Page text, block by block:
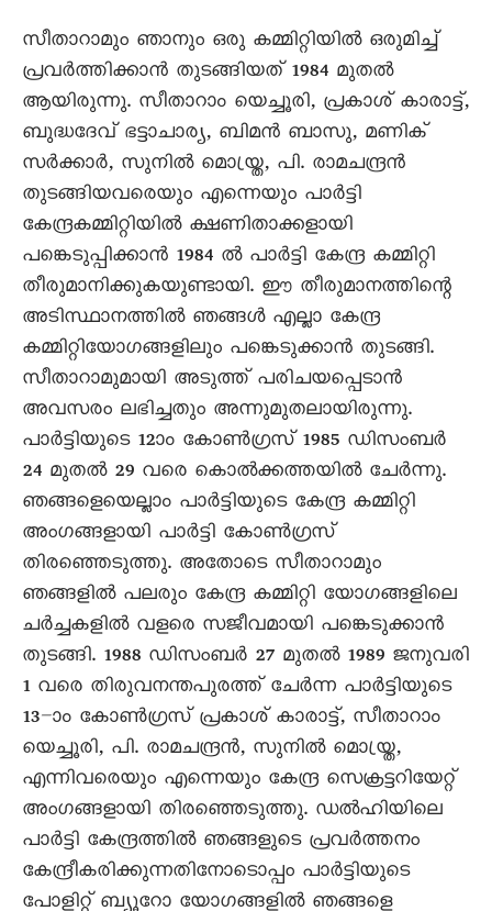
സീതാറാമും ഞാനും ഒരു കമ്മിറ്റിയില്‍ ഒരുമിച്ച്
പ്രവര്‍ത്തിക്കാന്‍ തുടങ്ങിയത് 1984 മുതല്‍
ആയിരുന്നു. സീതാറാം യെച്ചൂരി, പ്രകാശ് കാരാട്ട്,
ബുദ്ധദേവ് ഭട്ടാചാര്യ, ബിമന്‍ ബാസു, മണിക്
സര്‍ക്കാര്‍, സുനില്‍ മൊയ്ത്ര, പി. രാമചന്ദ്രന്‍
തുടങ്ങിയവരെയും എന്നെയും പാർട്ടി
കേന്ദ്രകമ്മിറ്റിയില്‍ ക്ഷണിതാക്കളായി
പങ്കെടുപ്പിക്കാന്‍ 1984 ല്‍ പാർട്ടി കേന്ദ്ര കമ്മിറ്റി
തീരുമാനിക്കുകയുണ്ടായി. ഈ തീരുമാനത്തിന്റെ
അടിസ്ഥാനത്തില്‍ ഞങ്ങള്‍ എല്ലാ കേന്ദ്ര
കമ്മിറ്റിയോഗങ്ങളിലും പങ്കെടുക്കാന്‍ തുടങ്ങി.
സീതാറാമുമായി അടുത്ത് പരിചയപ്പെടാന്‍
അവസരം ലഭിച്ചതും അന്നുമുതലായിരുന്നു.
പാർട്ടിയുടെ 12ാം കോണ്‍ഗ്രസ് 1985 ഡിസംബര്‍
24 മുതല്‍ 29 വരെ കൊല്‍ക്കത്തയില്‍ ചേര്‍ന്നു.
ഞങ്ങളെയെല്ലാം പാർട്ടിയുടെ കേന്ദ്ര കമ്മിറ്റി
അംഗങ്ങളായി പാർട്ടി കോണ്‍ഗ്രസ്
തിരഞ്ഞെടുത്തു. അതോടെ സീതാറാമും
ഞങ്ങളില്‍ പലരും കേന്ദ്ര കമ്മിറ്റി യോഗങ്ങളിലെ
ചര്‍ച്ചകളില്‍ വളരെ സജീവമായി പങ്കെടുക്കാന്‍
തുടങ്ങി. 1988 ഡിസംബര്‍ 27 മുതല്‍ 1989 ജനുവരി
1 വരെ തിരുവനന്തപുരത്ത് ചേര്‍ന്ന പാർട്ടിയുടെ
13–ാം കോണ്‍ഗ്രസ് പ്രകാശ് കാരാട്ട്, സീതാറാം
യെച്ചൂരി, പി. രാമചന്ദ്രന്‍, സുനില്‍ മൊയ്ത്ര,
എന്നിവരെയും എന്നെയും കേന്ദ്ര സെക്രട്ടറിയേറ്റ്
അംഗങ്ങളായി തിരഞ്ഞെടുത്തു. ഡല്‍ഹിയിലെ
പാർട്ടി കേന്ദ്രത്തില്‍ ഞങ്ങളുടെ പ്രവര്‍ത്തനം
കേന്ദ്രീകരിക്കുന്നതിനോടൊപ്പം പാർട്ടിയുടെ
പോളിറ്റ് ബ്യൂറോ യോഗങ്ങളില്‍ ഞങ്ങളെ